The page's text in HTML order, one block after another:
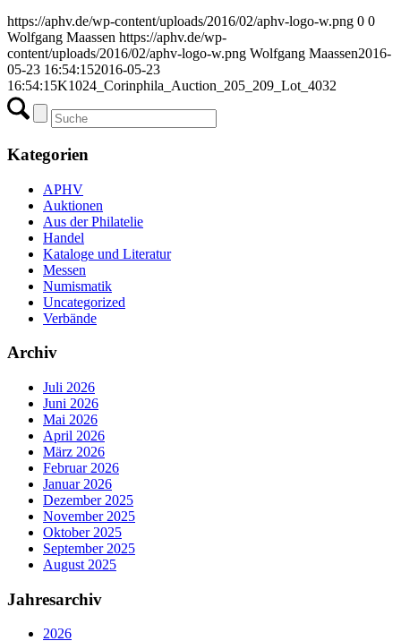
https://aphv.de/wp-content/uploads/2016/02/aphv-logo-w.png 0 0
Wolfgang Maassen https://aphv.de/wp-
content/uploads/2016/02/aphv-logo-w.png Wolfgang Maassen2016-
05-23 16:54:152016-05-23
16:54:15K1024_Corinphila_Auction_205_209_Lot_4032
Kategorien
APHV
Auktionen
Aus der Philatelie
Handel
Kataloge und Literatur
Messen
Numismatik
Uncategorized
Verbände
Archiv
Juli 2026
Juni 2026
Mai 2026
April 2026
März 2026
Februar 2026
Januar 2026
Dezember 2025
November 2025
Oktober 2025
September 2025
August 2025
Jahresarchiv
2026